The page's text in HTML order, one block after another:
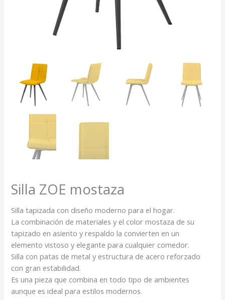
Silla ZOE mostaza
Silla tapizada con diseño moderno para el hogar.
La combinación de materiales y el color mostaza de su
tapizado en asiento y respaldo la convierten en un
elemento vistoso y elegante para cualquier comedor.
Silla con patas de metal y estructura de acero reforzado
con gran estabilidad.
Es una pieza que combina en todo tipo de ambientes
aunque es ideal para estilos modernos.